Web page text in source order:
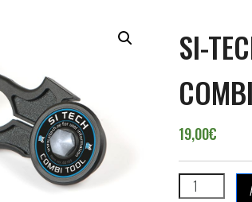
SI-
19,00€
SI-TECH